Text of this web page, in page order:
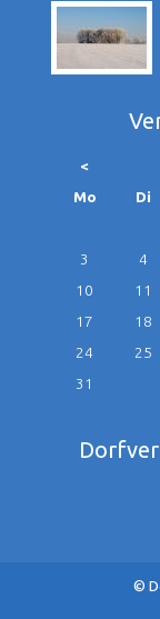
<
Montag Di
3
4
10
11
17
18
24
25
31
©